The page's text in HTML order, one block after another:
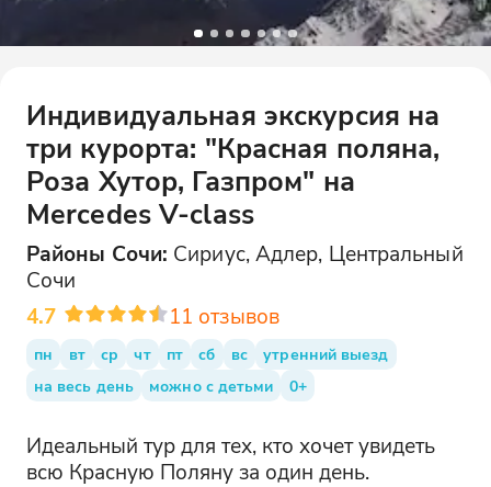
Индивидуальная экскурсия на
три курорта: "Красная поляна,
Роза Хутор, Газпром" на
Mercedes V-class
Районы Сочи: Сириус, Адлер, Центральный
Сочи
4.7
11 отзывов
пн вт ср чт пт сб вс
утренний выезд
на весь день
можно с детьми 0+
Идеальный тур для тех, кто хочет увидеть
всю Красную Поляну за один день.